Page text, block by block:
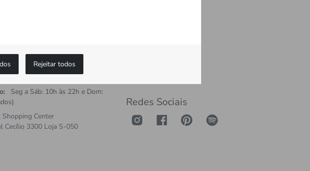
Rejeitar todos
Seg a Sáb: 10h às 22h e Dom:
Shopping Center
Cecílio 3300 Loja S-050
Redes Sociais